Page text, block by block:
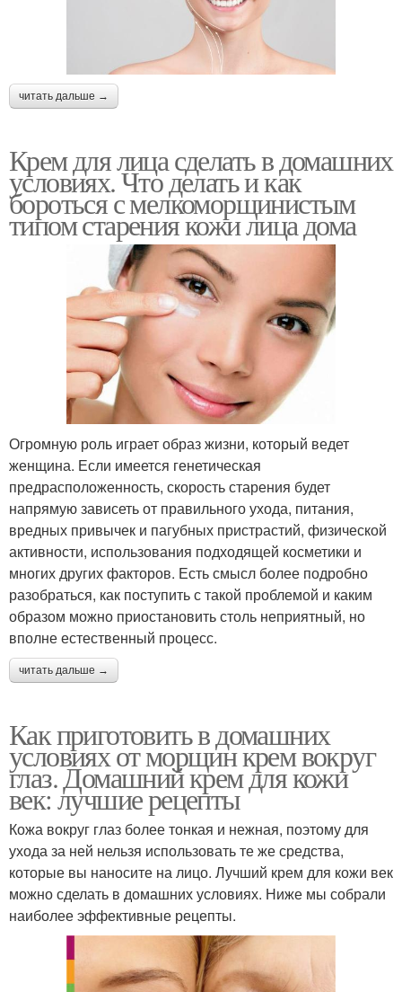
читать дальше →
Крем для лица сделать в домашних
условиях. Что делать и как
бороться с мелкоморщинистым
типом старения кожи лица дома
Огромную роль играет образ жизни, который ведет
женщина. Если имеется генетическая
предрасположенность, скорость старения будет
напрямую зависеть от правильного ухода, питания,
вредных привычек и пагубных пристрастий, физической
активности, использования подходящей косметики и
многих других факторов. Есть смысл более подробно
разобраться, как поступить с такой проблемой и каким
образом можно приостановить столь неприятный, но
вполне естественный процесс.
читать дальше →
Как приготовить в домашних
условиях от морщин крем вокруг
глаз. Домашний крем для кожи
век: лучшие рецепты
Кожа вокруг глаз более тонкая и нежная, поэтому для
ухода за ней нельзя использовать те же средства,
которые вы наносите на лицо. Лучший крем для кожи век
можно сделать в домашних условиях. Ниже мы собрали
наиболее эффективные рецепты.